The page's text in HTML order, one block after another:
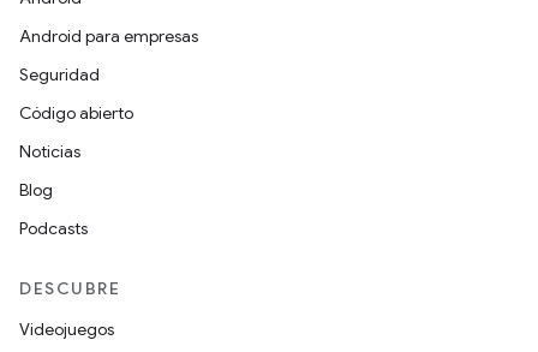
Android para empresas
Seguridad
Código abierto
Noticias
Blog
Podcasts
DESCUBRE
Videojuegos